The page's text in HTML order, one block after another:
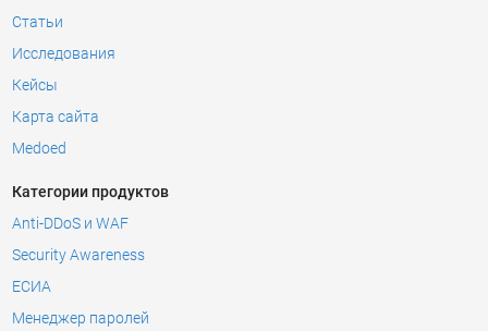
Статьи
Исследования
Кейсы
Карта сайта
Medoed
Категории продуктов
Anti-DDoS и WAF
Security Awareness
ЕСИА
Менеджер паролей